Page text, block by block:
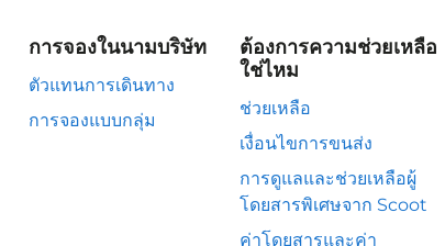
การจองในนามบริษัท
ตัวแทนการเดินทาง
การจองแบบกลุ่ม
ต้องการความช่วยเหลือ
ใช่ไหม
ช่วยเหลือ
เงื่อนไขการขนส่ง
การดูแลและช่วยเหลือผู้
โดยสารพิเศษจาก Scoot
ค่าโดยสารและค่า